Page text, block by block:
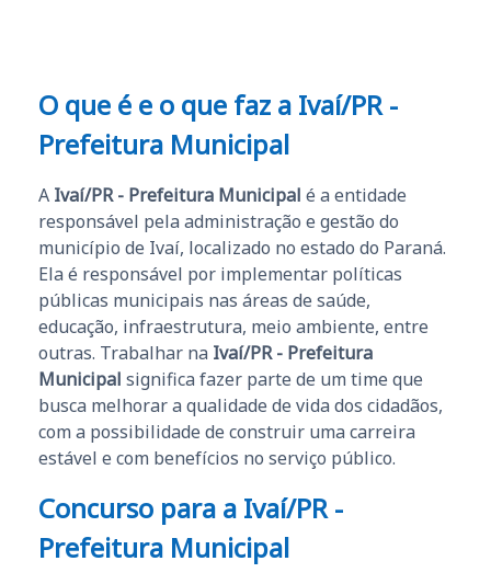
O que é e o que faz a Ivaí/PR -
Prefeitura Municipal
A Ivaí/PR - Prefeitura Municipal é a entidade
responsável pela administração e gestão do
município de Ivaí, localizado no estado do Paraná.
Ela é responsável por implementar políticas
públicas municipais nas áreas de saúde,
educação, infraestrutura, meio ambiente, entre
outras. Trabalhar na Ivaí/PR - Prefeitura
Municipal significa fazer parte de um time que
busca melhorar a qualidade de vida dos cidadãos,
com a possibilidade de construir uma carreira
estável e com benefícios no serviço público.
Concurso para a Ivaí/PR -
Prefeitura Municipal